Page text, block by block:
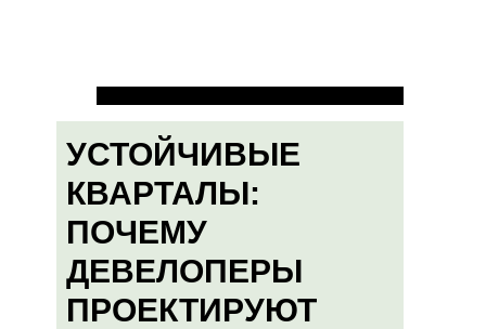
УСТОЙЧИВЫЕ
КВАРТАЛЫ:
ПОЧЕМУ
ДЕВЕЛОПЕРЫ
ПРОЕКТИРУЮТ